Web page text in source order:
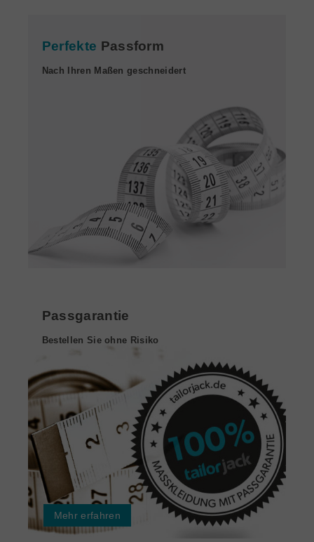
Perfekte Passform
Nach Ihren Maßen geschneidert
Passgarantie
Bestellen Sie ohne Risiko
Mehr erfahren